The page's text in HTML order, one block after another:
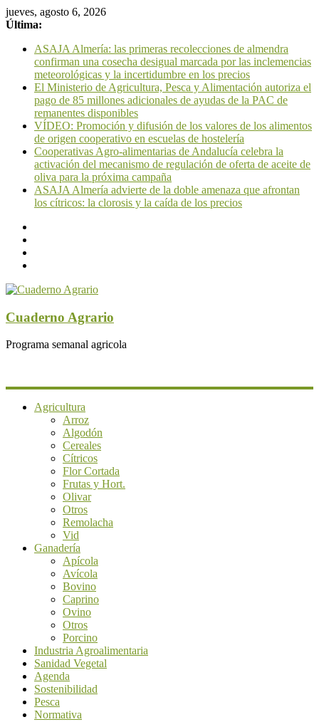
jueves, agosto 6, 2026
Última:
ASAJA Almería: las primeras recolecciones de almendra
confirman una cosecha desigual marcada por las inclemencias
meteorológicas y la incertidumbre en los precios
El Ministerio de Agricultura, Pesca y Alimentación autoriza el
pago de 85 millones adicionales de ayudas de la PAC de
remanentes disponibles
VÍDEO: Promoción y difusión de los valores de los alimentos
de origen cooperativo en escuelas de hostelería
Cooperativas Agro-alimentarias de Andalucía celebra la
activación del mecanismo de regulación de oferta de aceite de
oliva para la próxima campaña
ASAJA Almería advierte de la doble amenaza que afrontan
los cítricos: la clorosis y la caída de los precios
Cuaderno Agrario
Programa semanal agricola
Agricultura
Arroz
Algodón
Cereales
Cítricos
Flor Cortada
Frutas y Hort.
Olivar
Otros
Remolacha
Vid
Ganadería
Apícola
Avícola
Bovino
Caprino
Ovino
Otros
Porcino
Industria Agroalimentaria
Sanidad Vegetal
Agenda
Sostenibilidad
Pesca
Normativa